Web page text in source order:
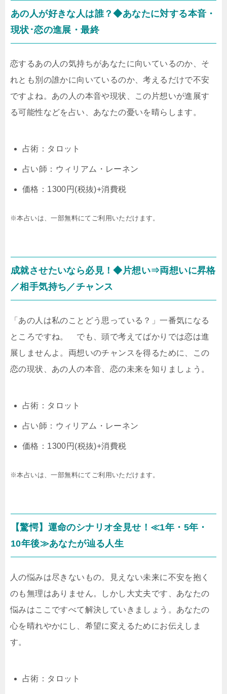
あの人が好きな人は誰？◆あなたに対する本音・
現状･恋の進展・最終
恋するあの人の気持ちがあなたに向いているのか、そ
れとも別の誰かに向いているのか、考えるだけで不安
ですよね。あの人の本音や現状、この片想いが進展す
る可能性などを占い、あなたの憂いを晴らします。
占術：タロット
占い師：ウィリアム・レーネン
価格：1300円(税抜)+消費税
※本占いは、一部無料にてご利用いただけます。
成就させたいなら必見！◆片想い⇒両想いに昇格
／相手気持ち／チャンス
「あの人は私のことどう思っている？」一番気になる
ところですね。 でも、頭で考えてばかりでは恋は進
展しませんよ。両想いのチャンスを得るために、この
恋の現状、あの人の本音、恋の未来を知りましょう。
占術：タロット
占い師：ウィリアム・レーネン
価格：1300円(税抜)+消費税
※本占いは、一部無料にてご利用いただけます。
【驚愕】運命のシナリオ全見せ！≪1年・5年・
10年後≫あなたが辿る人生
人の悩みは尽きないもの。見えない未来に不安を抱く
のも無理はありません。しかし大丈夫です、あなたの
悩みはここですべて解決していきましょう。あなたの
心を晴れやかにし、希望に変えるためにお伝えしま
す。
占術：タロット